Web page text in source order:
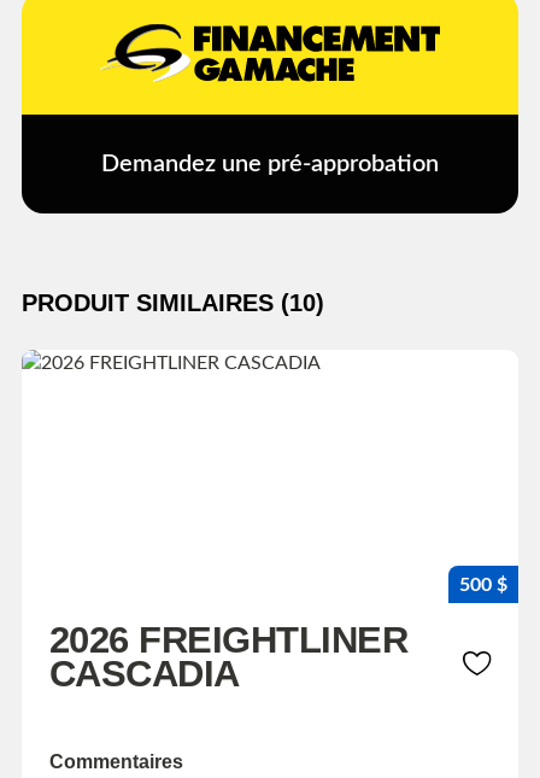
Demandez une pré-approbation
PRODUIT SIMILAIRES (10)
500 $
2026 FREIGHTLINER
CASCADIA
Commentaires